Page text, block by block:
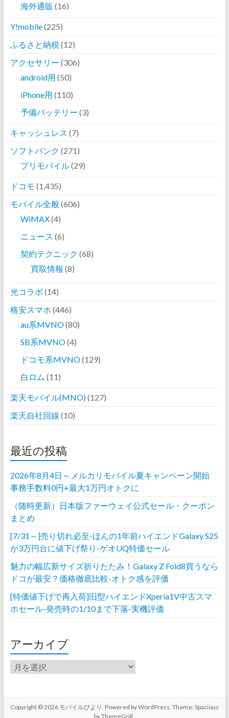
海外通販 (16)
Y!mobile(225)
ふるさと納税(12)
アクセサリー (306)
android用 (50)
iPhone用 (110)
予備バッテリー (3)
キャッシュレス (7)
ソフトバンク (271)
プリモバイル(29)
ドコモ (1,435)
モバイル全般(606)
WiMAX(4)
ニュース (6)
契約テクニック (68)
買取情報 (8)
光コラボ (14)
格安スマホ (446)
au系MVNO(80)
SB系MVNO(4)
ドコモ系MVNO(129)
白ロム (11)
楽天モバイル(MNO)(127)
楽天自社回線 (10)
最近の投稿
2026年8月4日～メルカリモバイル夏キャンペーン開始
事務手数料0円+最大1万円オトクに
（随時更新）日本版ファーウェイ公式セール・クーポン
まとめ
[7/31～]売り切れ必至-ほんの1年前ハイエンドGalaxy S25
が3万円台に値下げ祭り-ゲオUQ特価セール
魅力の幅広新サイズ折りたたみ！Galaxy Z Fold8買うなら
ドコが最安？価格徹底比較-オトク感を評価
[特価値下げで再入荷]旧型ハイエンドXperia1V中古スマ
ホセール-発売時の1/10まで下落-実機評価
アーカイブ
ア
ー
ブ
Copyright © 2026 モバイルびより . Powered byWordPress . Theme: Spacious
byThemeGrill